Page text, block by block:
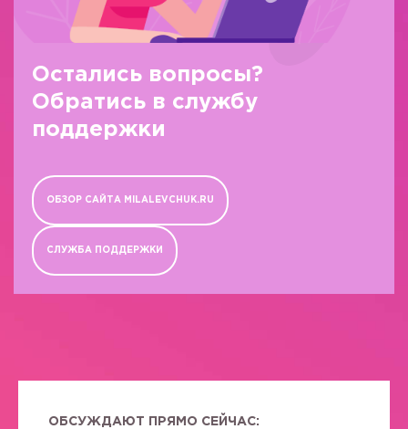
Остались вопросы?
Обратись в службу
поддержки
ОБЗОР САЙТА MILALEVCHUK.RU
СЛУЖБА ПОДДЕРЖКИ
ОБСУЖДАЮТ ПРЯМО СЕЙЧАС: